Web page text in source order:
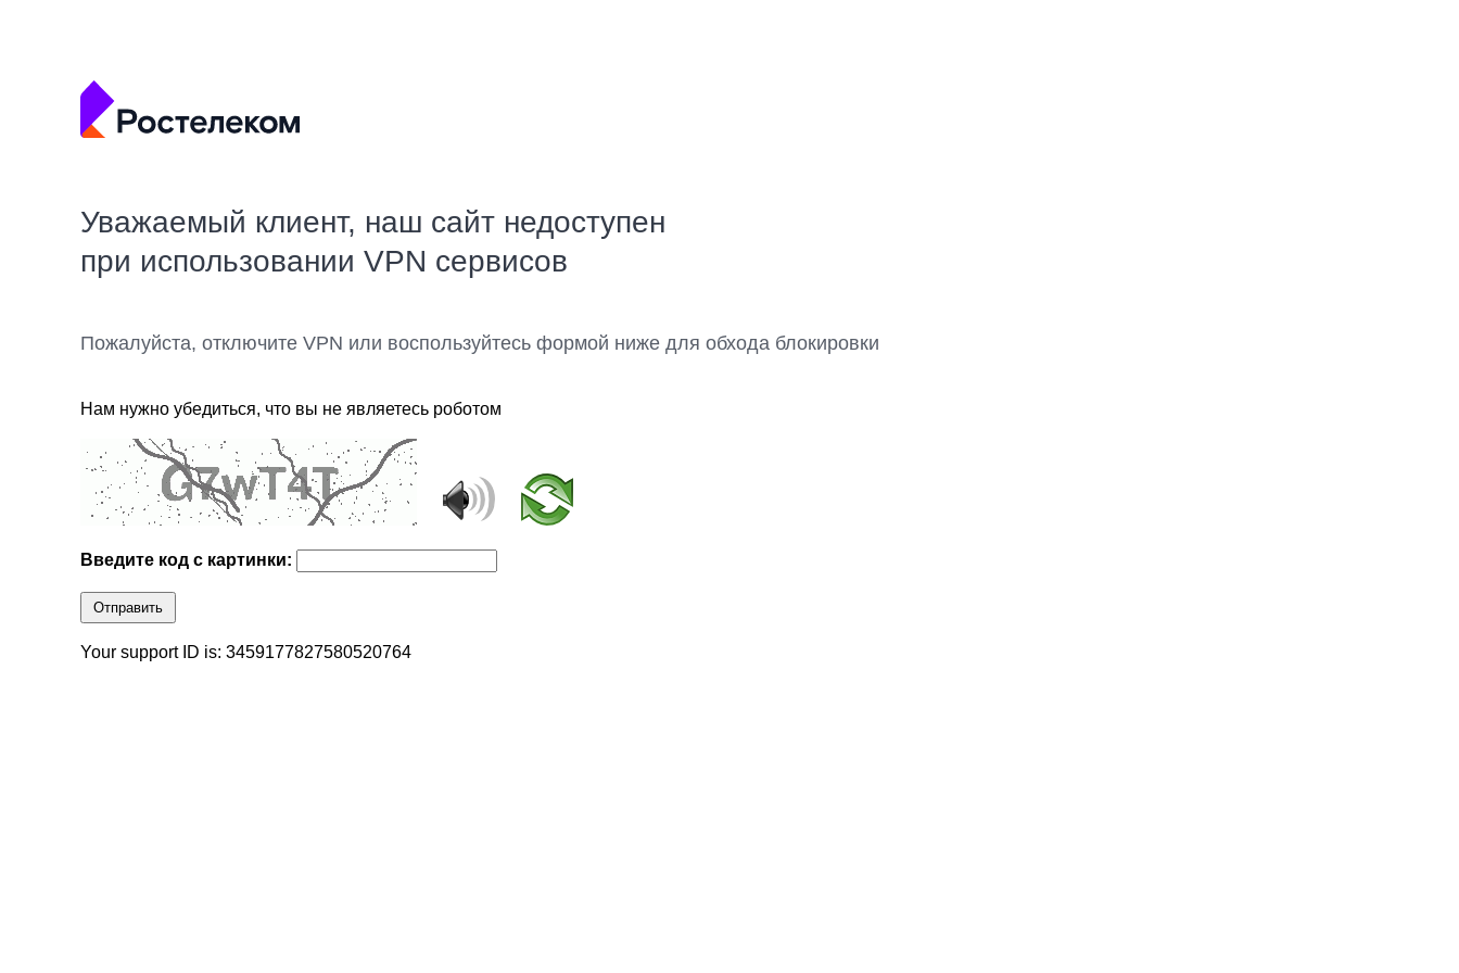
Уважаемый клиент, наш сайт недоступен
при использовании VPN сервисов
Пожалуйста, отключите VPN или воспользуйтесь формой ниже для обхода блокировки
Нам нужно убедиться, что вы не являетесь роботом
Введите код с картинки:
Отправить
Your support ID is: 3459177827580520764